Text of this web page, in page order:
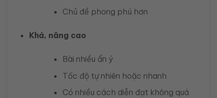
Chủ đề phong phú hơn
Khá, nâng cao
Bài nhiều ẩn ý
Tốc độ tự nhiên hoặc nhanh
Có nhiều cách diễn đạt không quá